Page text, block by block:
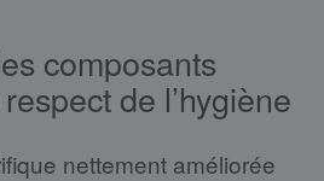
composants
de l’hygiène
nettement améliorée